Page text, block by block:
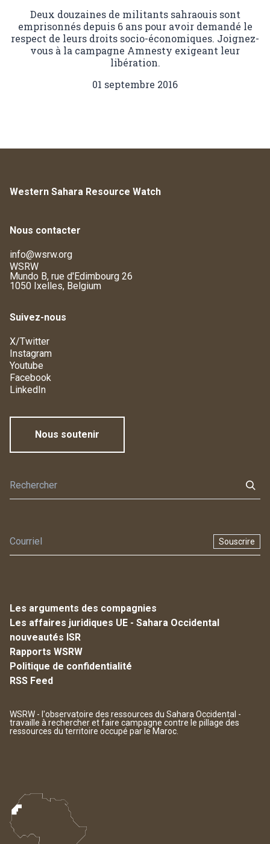
Deux douzaines de militants sahraouis sont
emprisonnés depuis 6 ans pour avoir demandé le
respect de leurs droits socio-économiques. Joignez-
vous à la campagne Amnesty exigeant leur
libération.
01 septembre 2016
Western Sahara Resource Watch
Nous contacter
info@wsrw.org
WSRW
Mundo B, rue d'Edimbourg 26
1050 Ixelles, Belgium
Suivez-nous
X/Twitter
Instagram
Youtube
Facebook
LinkedIn
Nous soutenir
Souscrire
Les arguments des compagnies
Les affaires juridiques UE - Sahara Occidental
nouveautés ISR
Rapports WSRW
Politique de confidentialité
RSS Feed
WSRW - l'observatoire des ressources du Sahara Occidental -
travaille à rechercher et faire campagne contre le pillage des
ressources du territoire occupé par le Maroc.